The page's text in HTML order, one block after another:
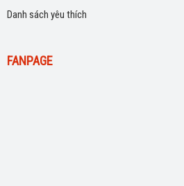
Danh sách yêu thích
FANPAGE